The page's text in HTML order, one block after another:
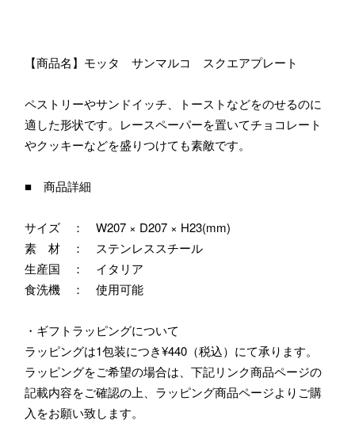
【商品名】モッタ サンマルコ スクエアプレート
ペストリーやサンドイッチ、トーストなどをのせるのに
適した形状です。レースペーパーを置いてチョコレート
やクッキーなどを盛りつけても素敵です。
■ 商品詳細
サイズ ： W207 × D207 × H23(mm)
素 材 ： ステンレススチール
生産国 ： イタリア
食洗機 ： 使用可能
・ギフトラッピングについて
ラッピングは1包装につき¥440（税込）にて承ります。
ラッピングをご希望の場合は、下記リンク商品ページの
記載内容をご確認の上、ラッピング商品ページよりご購
入をお願い致します。